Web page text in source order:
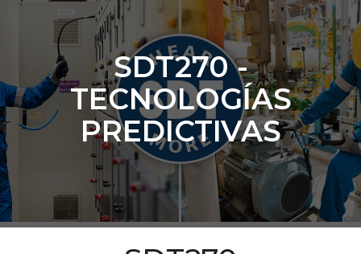
SDT270 -
TECNOLOGÍAS
PREDICTIVAS